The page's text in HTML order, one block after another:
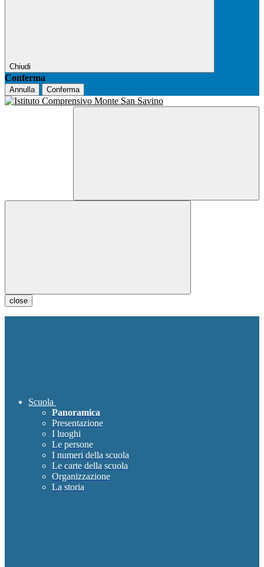
Chiudi
Conferma
Annulla Conferma
close
Scuola
Panoramica
Presentazione
I luoghi
Le persone
I numeri della scuola
Le carte della scuola
Organizzazione
La storia